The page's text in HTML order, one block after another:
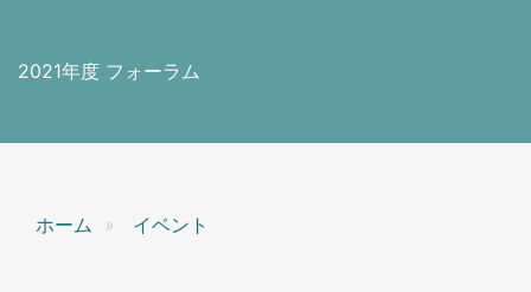
2021年度 フォーラム
ホーム イベント